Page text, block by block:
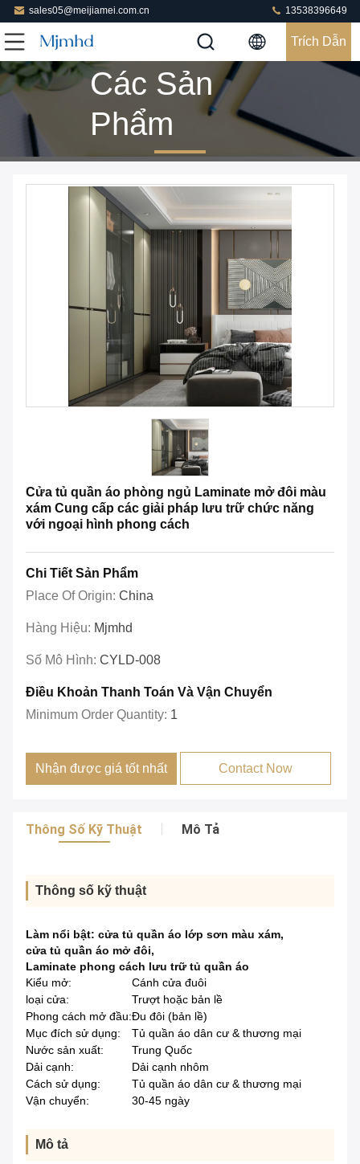
sales05@meijiamei.com.cn 13538396649
Trích Dẫn
Các Sản
Phẩm
Cửa tủ quần áo phòng ngủ Laminate mở đôi màu
xám Cung cấp các giải pháp lưu trữ chức năng
với ngoại hình phong cách
Chi Tiết Sản Phẩm
Place Of Origin: China
Hàng Hiệu: Mjmhd
Số Mô Hình: CYLD-008
Điều Khoản Thanh Toán Và Vận Chuyển
Minimum Order Quantity: 1
Nhận được giá tốt nhất Contact Now
Thông Số Kỹ Thuật Mô Tả
Thông số kỹ thuật
Làm nổi bật: cửa tủ quần áo lớp sơn màu xám,
cửa tủ quần áo mở đôi,
Laminate phong cách lưu trữ tủ quần áo
Kiểu mở:
Cánh cửa đuôi
loại cửa:
Trượt hoặc bản lề
Phong cách mở đầu:Đu đôi (bản lề)
Mục đích sử dụng:
Tủ quần áo dân cư & thương mại
Nước sản xuất:
Trung Quốc
Dải cạnh:
Dải cạnh nhôm
Cách sử dụng:
Tủ quần áo dân cư & thương mại
Vận chuyển:
30-45 ngày
Mô tả